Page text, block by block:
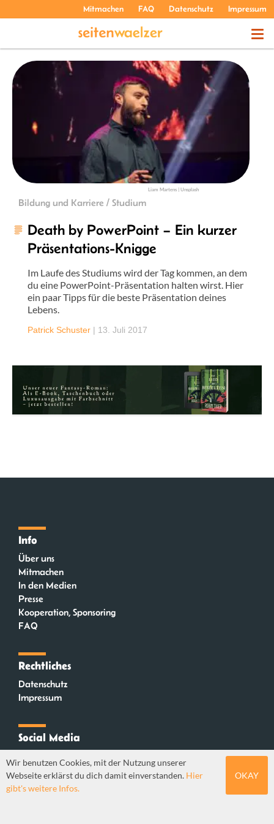
Mitmachen FAQ Datenschutz Impressum
THEMEN
PODCASTS
ÜBER UNS
Liam Martens | Unsplash
Bildung und Karriere / Studium
Death by PowerPoint – Ein kurzer
Präsentations-Knigge
Im Laufe des Studiums wird der Tag kommen, an dem
du eine PowerPoint-Präsentation halten wirst. Hier
ein paar Tipps für die beste Präsentation deines
Lebens.
Patrick Schuster | 13. Juli 2017
Info
Über uns
Mitmachen
In den Medien
Presse
Kooperation, Sponsoring
FAQ
Rechtliches
Datenschutz
Impressum
Social Media
Mastodon
Wir benutzen Cookies, mit der Nutzung unserer
Webseite erklärst du dich damit einverstanden. Hier
gibt's weitere Infos.
OKAY